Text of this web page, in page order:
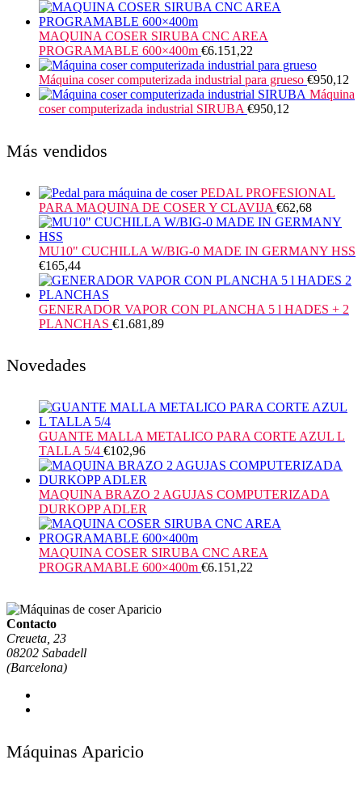
MAQUINA COSER SIRUBA CNC AREA
PROGRAMABLE 600×400m €6.151,22
Máquina coser computerizada industrial para grueso €950,12
Máquina
coser computerizada industrial SIRUBA €950,12
Más vendidos
PEDAL PROFESIONAL
PARA MAQUINA DE COSER Y CLAVIJA €62,68
MU10" CUCHILLA W/BIG-0 MADE IN GERMANY HSS
€165,44
GENERADOR VAPOR CON PLANCHA 5 l HADES + 2
PLANCHAS €1.681,89
Novedades
GUANTE MALLA METALICO PARA CORTE AZUL L
TALLA 5/4 €102,96
MAQUINA BRAZO 2 AGUJAS COMPUTERIZADA
DURKOPP ADLER
MAQUINA COSER SIRUBA CNC AREA
PROGRAMABLE 600×400m €6.151,22
Contacto
Creueta, 23
08202 Sabadell
(Barcelona)
Máquinas Aparicio